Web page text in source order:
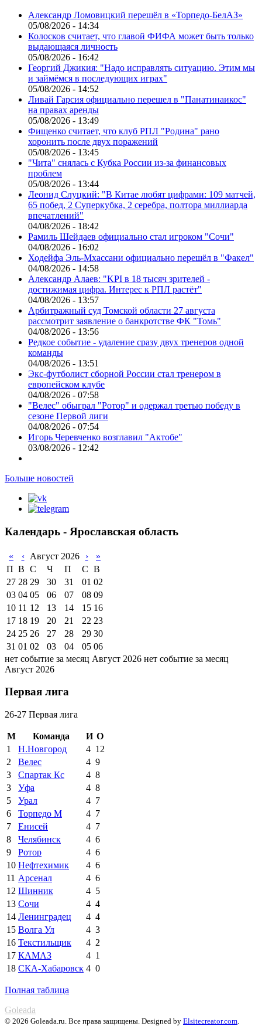
Александр Ломовицкий перешёл в «Торпедо-БелАЗ»
05/08/2026 - 14:34
Колосков считает, что главой ФИФА может быть только
выдающаяся личность
05/08/2026 - 16:42
Георгий Джикия: "Надо исправлять ситуацию. Этим мы
и займёмся в последующих играх"
05/08/2026 - 14:52
Ливай Гарсия официально перешел в "Панатинаикос"
на правах аренды
05/08/2026 - 13:49
Фищенко считает, что клуб РПЛ "Родина" рано
хоронить после двух поражений
05/08/2026 - 13:45
"Чита" снялась с Кубка России из-за финансовых
проблем
05/08/2026 - 13:44
Леонид Слуцкий: "В Китае любят цифрами: 109 матчей,
65 побед, 2 Суперкубка, 2 серебра, полтора миллиарда
впечатлений"
04/08/2026 - 18:42
Рамиль Шейдаев официально стал игроком "Сочи"
04/08/2026 - 16:02
Ходейфа Эль-Мхассани официально перешёл в "Факел"
04/08/2026 - 14:58
Александр Алаев: "KPI в 18 тысяч зрителей -
достижимая цифра. Интерес к РПЛ растёт"
04/08/2026 - 13:57
Арбитражный суд Томской области 27 августа
рассмотрит заявление о банкротстве ФК "Томь"
04/08/2026 - 13:56
Редкое событие - удаление сразу двух тренеров одной
команды
04/08/2026 - 13:51
Экс-футболист сборной России стал тренером в
европейском клубе
04/08/2026 - 07:58
"Велес" обыграл "Ротор" и одержал третью победу в
сезоне Первой лиги
04/08/2026 - 07:54
Игорь Черевченко возглавил "Актобе"
03/08/2026 - 12:42
Больше новостей
Календарь - Ярославская область
« ‹ Август 2026 ›
»
П В С Ч П С В
27 28 29 30 31 01 02
03 04 05 06 07 08 09
10 11 12 13 14 15 16
17 18 19 20 21 22 23
24 25 26 27 28 29 30
31 01 02 03 04 05 06
нет событие за месяц Август 2026 нет событие за месяц
Август 2026
Первая лига
26-27 Первая лига
М Команда И О
1
Н.Новгород 4 12
2
Велес 4 9
3
Спартак Кс 4 8
3
Уфа 4 8
5
Урал 4 7
6
Торпедо М 4 7
7
Енисей 4 7
8
Челябинск 4 6
9
Ротор 4 6
10 Нефтехимик 4 6
11 Арсенал 4 6
12 Шинник 4 5
13 Сочи 4 4
14 Ленинградец 4 4
15 Волга Ул 4 3
16 Текстильщик 4 2
17 КАМАЗ 4 1
18 СКА-Хабаровск 4 0
Полная таблица
Goleada
© 2026 Goleada.ru. Все права защищены. Designed by Elsitecreator.com.